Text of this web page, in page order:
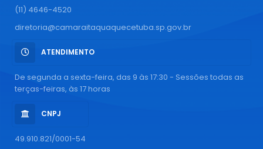
(11) 4646-4520
diretoria@camaraitaquaquecetuba.sp.gov.br
ATENDIMENTO
De segunda a sexta-feira, das 9 às 17:30 - Sessões todas as
terças-feiras, às 17 horas
CNPJ
49.910.821/0001-54